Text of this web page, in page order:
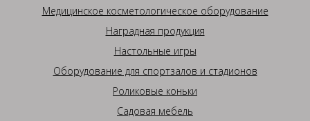
Медицинское косметологическое оборудование
Наградная продукция
Настольные игры
Оборудование для спортзалов и стадионов
Роликовые коньки
Садовая мебель